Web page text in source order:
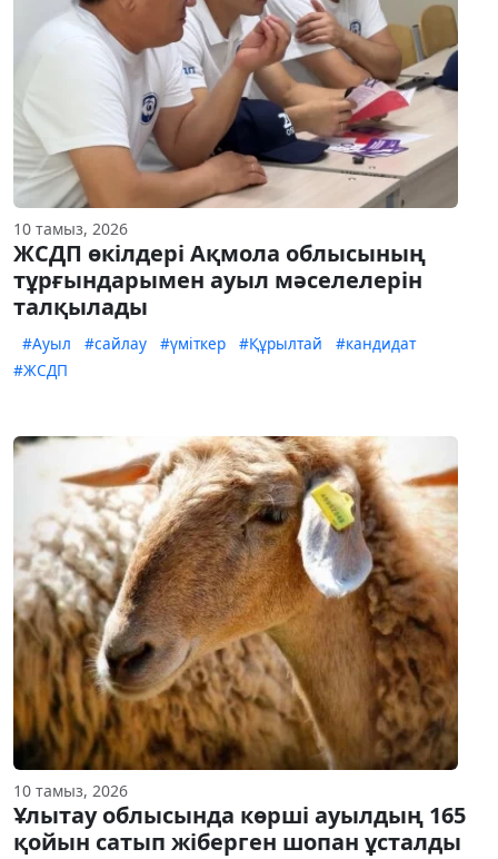
10 тамыз, 2026
ЖСДП өкілдері Ақмола облысының
тұрғындарымен ауыл мәселелерін
талқылады
#Ауыл #сайлау #үміткер #Құрылтай
#кандидат
#ЖСДП
10 тамыз, 2026
Ұлытау облысында көрші ауылдың 165
қойын сатып жіберген шопан ұсталды